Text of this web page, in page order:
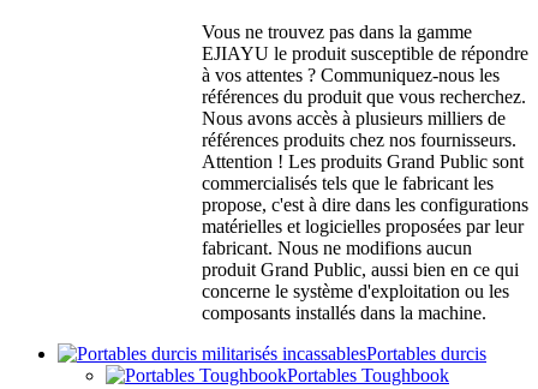
Vous ne trouvez pas dans la gamme
EJIAYU le produit susceptible de répondre
à vos attentes ? Communiquez-nous les
références du produit que vous recherchez.
Nous avons accès à plusieurs milliers de
références produits chez nos fournisseurs.
Attention ! Les produits Grand Public sont
commercialisés tels que le fabricant les
propose, c'est à dire dans les configurations
matérielles et logicielles proposées par leur
fabricant. Nous ne modifions aucun
produit Grand Public, aussi bien en ce qui
concerne le système d'exploitation ou les
composants installés dans la machine.
Portables durcis
Portables Toughbook